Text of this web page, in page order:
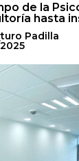
de la
hasta
Padilla